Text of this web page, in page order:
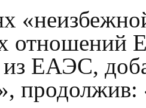
отношений
ЕАЭС,
продолжив: